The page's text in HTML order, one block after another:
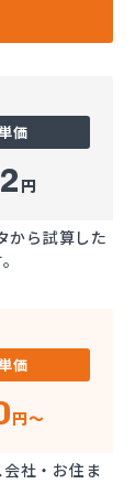
価
円
から試算した
価
円～
社・お住ま